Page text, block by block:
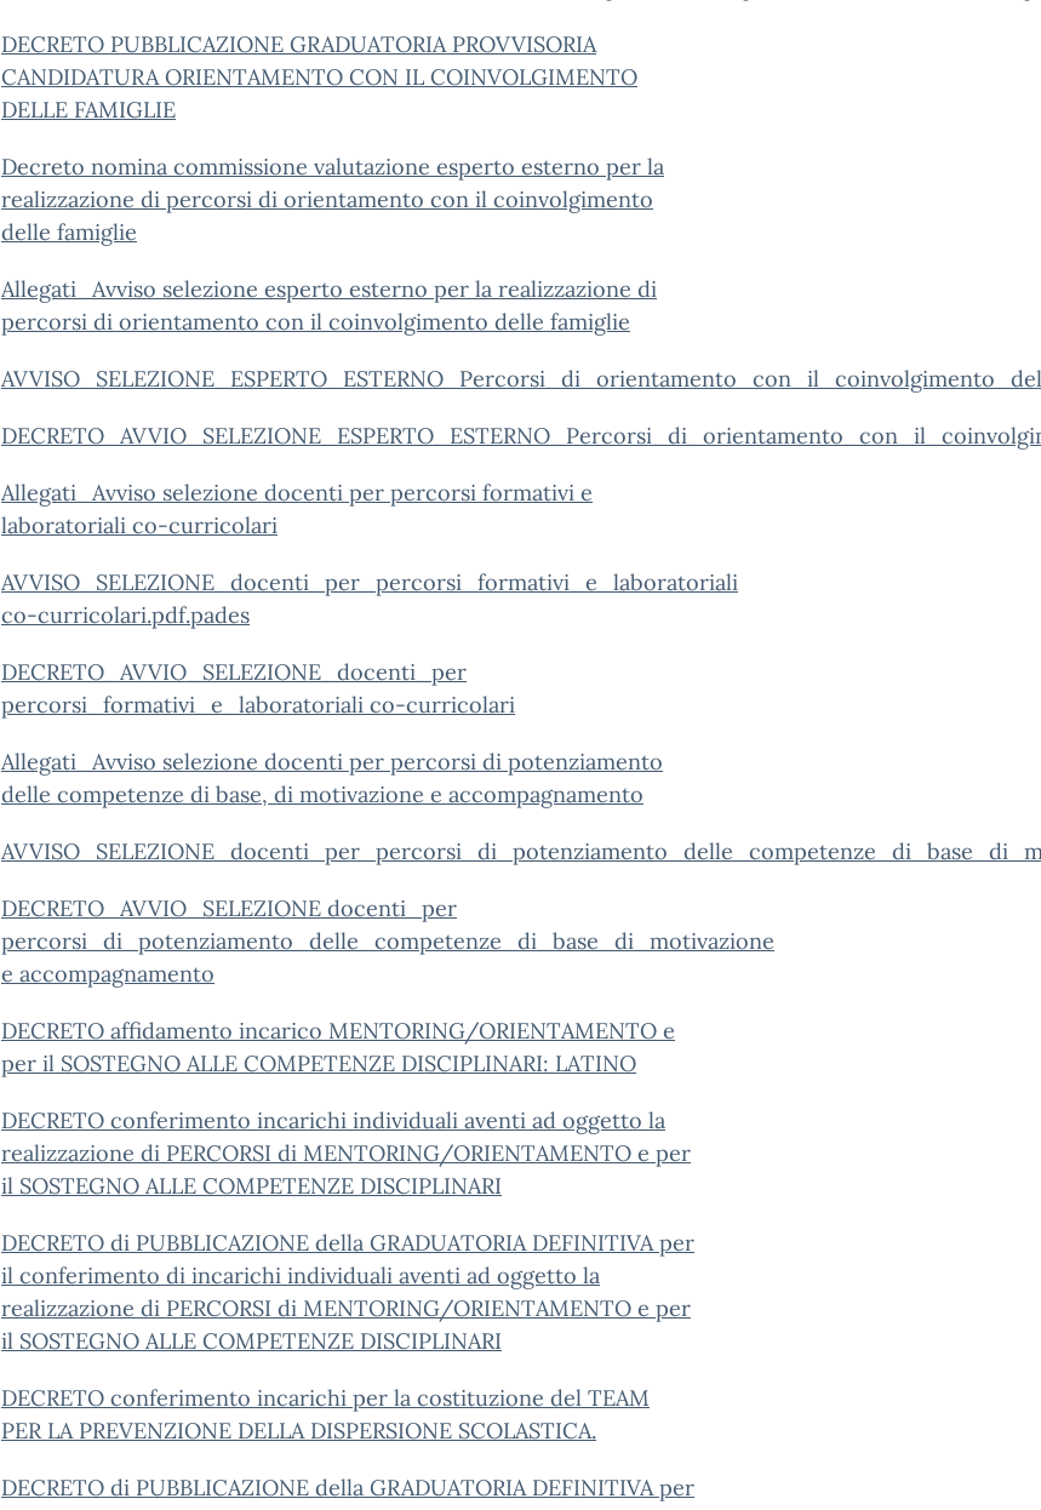
DECRETO PUBBLICAZIONE GRADUATORIA PROVVISORIA
CANDIDATURA ORIENTAMENTO CON IL COINVOLGIMENTO
DELLE FAMIGLIE
Decreto nomina commissione valutazione esperto esterno per la
realizzazione di percorsi di orientamento con il coinvolgimento
delle famiglie
Allegati_Avviso selezione esperto esterno per la realizzazione di
percorsi di orientamento con il coinvolgimento delle famiglie
Allegati_Avviso selezione docenti per percorsi formativi e
laboratoriali co-curricolari
AVVISO_SELEZIONE_docenti_per_percorsi_formativi_e_laboratoriali
co-curricolari.pdf.pades
DECRETO_AVVIO_SELEZIONE_docenti_per
percorsi_formativi_e_laboratoriali co-curricolari
Allegati_Avviso selezione docenti per percorsi di potenziamento
delle competenze di base, di motivazione e accompagnamento
DECRETO_AVVIO_SELEZIONE docenti_per
percorsi_di_potenziamento_delle_competenze_di_base_di_motivazione
e accompagnamento
DECRETO affidamento incarico MENTORING/ORIENTAMENTO e
per il SOSTEGNO ALLE COMPETENZE DISCIPLINARI: LATINO
DECRETO conferimento incarichi individuali aventi ad oggetto la
realizzazione di PERCORSI di MENTORING/ORIENTAMENTO e per
il SOSTEGNO ALLE COMPETENZE DISCIPLINARI
DECRETO di PUBBLICAZIONE della GRADUATORIA DEFINITIVA per
il conferimento di incarichi individuali aventi ad oggetto la
realizzazione di PERCORSI di MENTORING/ORIENTAMENTO e per
il SOSTEGNO ALLE COMPETENZE DISCIPLINARI
DECRETO conferimento incarichi per la costituzione del TEAM
PER LA PREVENZIONE DELLA DISPERSIONE SCOLASTICA.
DECRETO di PUBBLICAZIONE della GRADUATORIA DEFINITIVA per